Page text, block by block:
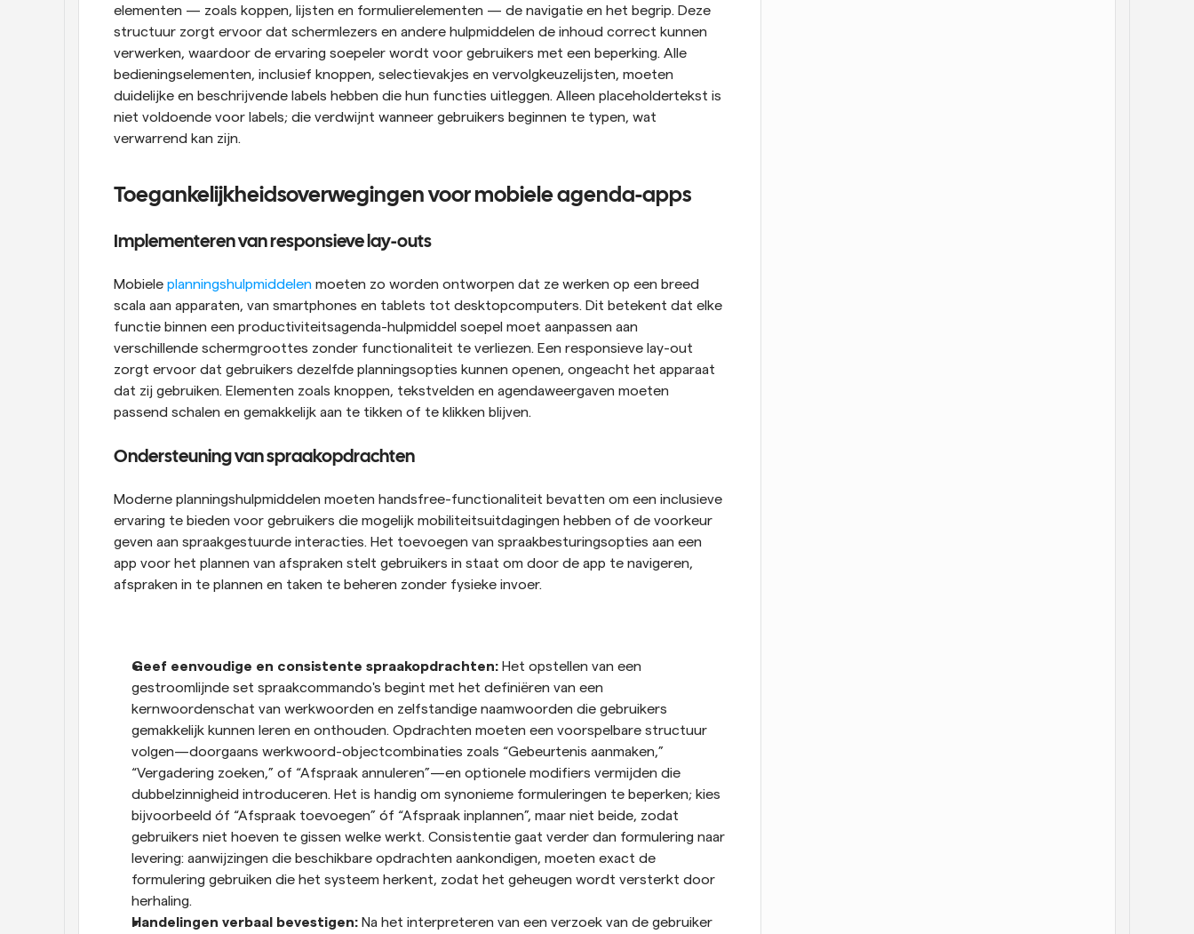
elementen — zoals koppen, lijsten en formulierelementen — de navigatie en het begrip. Deze
structuur zorgt ervoor dat schermlezers en andere hulpmiddelen de inhoud correct kunnen
verwerken, waardoor de ervaring soepeler wordt voor gebruikers met een beperking. Alle
bedieningselementen, inclusief knoppen, selectievakjes en vervolgkeuzelijsten, moeten
duidelijke en beschrijvende labels hebben die hun functies uitleggen. Alleen placeholdertekst is
niet voldoende voor labels; die verdwijnt wanneer gebruikers beginnen te typen, wat
verwarrend kan zijn.
Toegankelijkheidsoverwegingen voor mobiele agenda-apps
Implementeren van responsieve lay-outs
Mobiele planningshulpmiddelen moeten zo worden ontworpen dat ze werken op een breed
scala aan apparaten, van smartphones en tablets tot desktopcomputers. Dit betekent dat elke
functie binnen een productiviteitsagenda-hulpmiddel soepel moet aanpassen aan
verschillende schermgroottes zonder functionaliteit te verliezen. Een responsieve lay-out
zorgt ervoor dat gebruikers dezelfde planningsopties kunnen openen, ongeacht het apparaat
dat zij gebruiken. Elementen zoals knoppen, tekstvelden en agendaweergaven moeten
passend schalen en gemakkelijk aan te tikken of te klikken blijven.
Ondersteuning van spraakopdrachten
Moderne planningshulpmiddelen moeten handsfree-functionaliteit bevatten om een inclusieve
ervaring te bieden voor gebruikers die mogelijk mobiliteitsuitdagingen hebben of de voorkeur
geven aan spraakgestuurde interacties. Het toevoegen van spraakbesturingsopties aan een
app voor het plannen van afspraken stelt gebruikers in staat om door de app te navigeren,
afspraken in te plannen en taken te beheren zonder fysieke invoer.
Geef eenvoudige en consistente spraakopdrachten: Het opstellen van een
gestroomlijnde set spraakcommando's begint met het definiëren van een
kernwoordenschat van werkwoorden en zelfstandige naamwoorden die gebruikers
gemakkelijk kunnen leren en onthouden. Opdrachten moeten een voorspelbare structuur
volgen—doorgaans werkwoord-objectcombinaties zoals “Gebeurtenis aanmaken,”
“Vergadering zoeken,” of “Afspraak annuleren”—en optionele modifiers vermijden die
dubbelzinnigheid introduceren. Het is handig om synonieme formuleringen te beperken; kies
bijvoorbeeld óf “Afspraak toevoegen” óf “Afspraak inplannen”, maar niet beide, zodat
gebruikers niet hoeven te gissen welke werkt. Consistentie gaat verder dan formulering naar
levering: aanwijzingen die beschikbare opdrachten aankondigen, moeten exact de
formulering gebruiken die het systeem herkent, zodat het geheugen wordt versterkt door
herhaling.
Handelingen verbaal bevestigen: Na het interpreteren van een verzoek van de gebruiker